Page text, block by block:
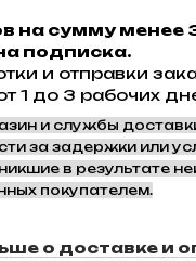
на сумму менее
подписка.
и отправки
1 до 3 рабочих
и службы
за задержки или
в результате
покупателем.
о доставке и